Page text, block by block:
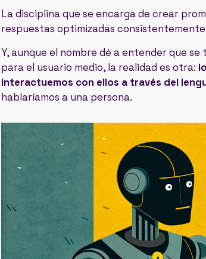
La disciplina que se encarga de crear
respuestas optimizadas
Y, aunque el nombre dé a entender que
para el usuario medio, la realidad es otra:
interactuemos con ellos a través del
hablaríamos a una persona.